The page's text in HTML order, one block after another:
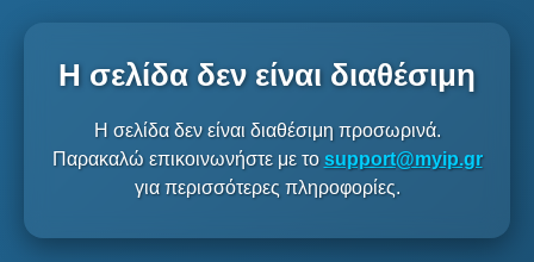
Η σελίδα δεν είναι διαθέσιμη
Η σελίδα δεν είναι διαθέσιμη προσωρινά.
Παρακαλώ επικοινωνήστε με το support@myip.gr
για περισσότερες πληροφορίες.